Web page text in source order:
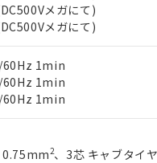
メガにて)
メガにて)
60Hz 1min
60Hz 1min
60Hz 1min
0.75mm2、3芯 キャブタイ
）
証明するもので、過去に
記載しておりました。
を完了していることから